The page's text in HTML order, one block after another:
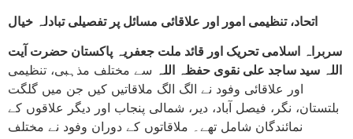
اتحاد، تنظیمی امور اور علاقائی مسائل پر تفصیلی تبادلہ خیال
سربراہ اسلامی تحریک اور قائد ملت جعفریہ پاکستان حضرت آیت
اللہ سید ساجد علی نقوی حفظہ اللہ سے مختلف مذہبی، تنظیمی
اور علاقائی وفود نے الگ الگ ملاقاتیں کیں جن میں گلگت
بلتستان، نگر، فیصل آباد، دیر، شمالی پنجاب اور دیگر علاقوں کے
نمائندگان شامل تھے۔ ملاقاتوں کے دوران وفود نے مختلف